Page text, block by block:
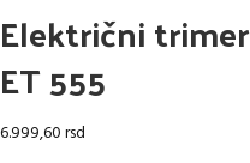
Električni
ET 555
6.999,60rsd